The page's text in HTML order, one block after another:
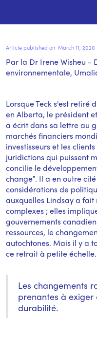
Article published on March 11, 2020
Par la Dr Irene Wisheu -
environnementale,
Lorsque Teck s'est retiré
en Alberta, le président
a écrit dans sa lettre au
marchés financiers
investisseurs et les
juridictions qui puissent
concilie le
changeˮ. Il a en outre
considérations de
auxquelles Lindsay a
complexes ; elles
gouvernements
ressources, le
autochtones. Mais il y a
ce retrait à petite échelle.
Les changements
prenantes à exiger
durabilité.